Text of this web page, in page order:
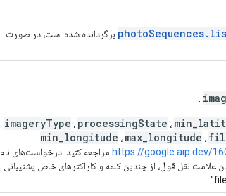
برگردانده شده است، در صورت
imageryType ، processingState ،
min_longitude ، max_longitude ،
https://google.aip.dev/ مراجعه کنید. درخواست‌های نام
علامت نقل قول، از چندین کلمه و کاراکترهای خاص پشتیبانی